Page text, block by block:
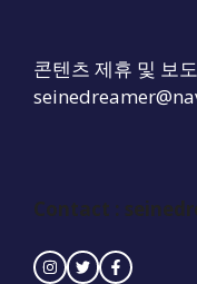
콘텐츠 제휴 및 보
Contact :